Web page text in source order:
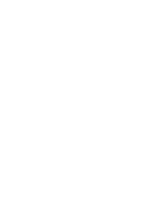
im.
3
im.
4
im.
5